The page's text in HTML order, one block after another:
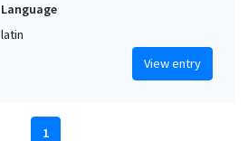
Language
latin
View entry
1